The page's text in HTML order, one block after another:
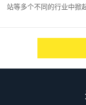
站等多个不同的行业中掀
越来越多的人咨询并点赞